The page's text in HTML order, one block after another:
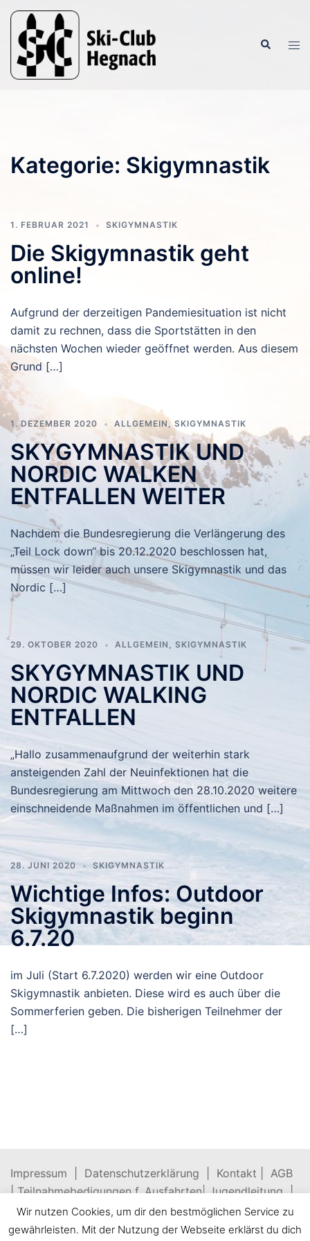
Zum
Inhalt
springen
Suche
Kategorie: Skigymnastik
1. FEBRUAR 2021 SKIGYMNASTIK
Die Skigymnastik geht
online!
Aufgrund der derzeitigen Pandemiesituation ist nicht
damit zu rechnen, dass die Sportstätten in den
nächsten Wochen wieder geöffnet werden. Aus diesem
Grund […]
1. DEZEMBER 2020 ALLGEMEIN ,SKIGYMNASTIK
SKYGYMNASTIK UND
NORDIC WALKEN
ENTFALLEN WEITER
Nachdem die Bundesregierung die Verlängerung des
„Teil Lock down“ bis 20.12.2020 beschlossen hat,
müssen wir leider auch unsere Skigymnastik und das
Nordic […]
29. OKTOBER 2020 ALLGEMEIN , SKIGYMNASTIK
SKYGYMNASTIK UND
NORDIC WALKING
ENTFALLEN
„Hallo zusammenaufgrund der weiterhin stark
ansteigenden Zahl der Neuinfektionen hat die
Bundesregierung am Mittwoch den 28.10.2020 weitere
einschneidende Maßnahmen im öffentlichen und […]
28. JUNI 2020 SKIGYMNASTIK
Wichtige Infos: Outdoor
Skigymnastik beginn
6.7.20
im Juli (Start 6.7.2020) werden wir eine Outdoor
Skigymnastik anbieten. Diese wird es auch über die
Sommerferien geben. Die bisherigen Teilnehmer der
[…]
Impressum | Datenschutzerklärung | Kontakt |
AGB
|Teilnahmebedigungen f. Ausfahrten|Jugendleitung |
Vorstandsteam
Wir nutzen Cookies, um dir den bestmöglichen Service zu
gewährleisten. Mit der Nutzung der Webseite erklärst du dich